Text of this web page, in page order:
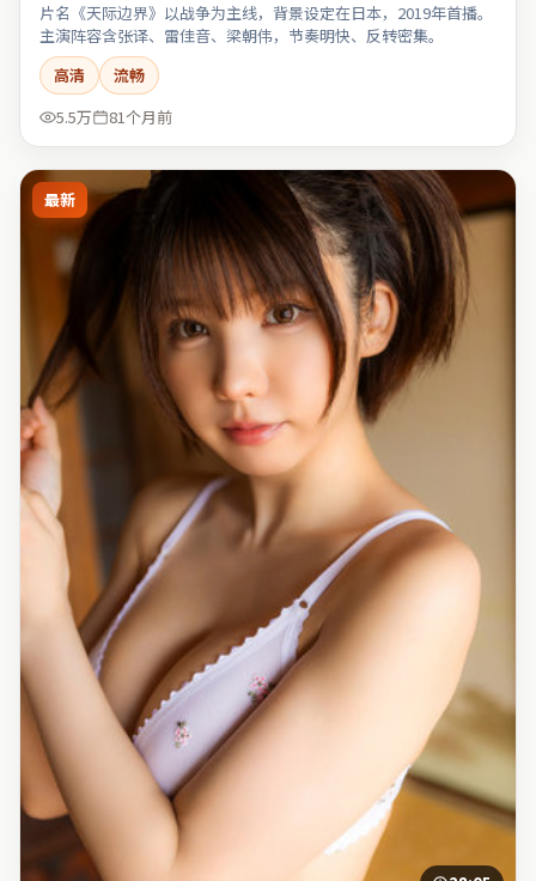
片名《天际边界》以战争为主线，背景设定在日本，2019年首播。
主演阵容含张译、雷佳音、梁朝伟，节奏明快、反转密集。
高清
流畅
5.5万
81个月前
最新